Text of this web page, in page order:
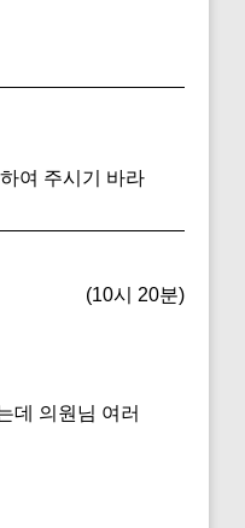
여 주시기 바라
(10시 20분)
데 의원님 여러